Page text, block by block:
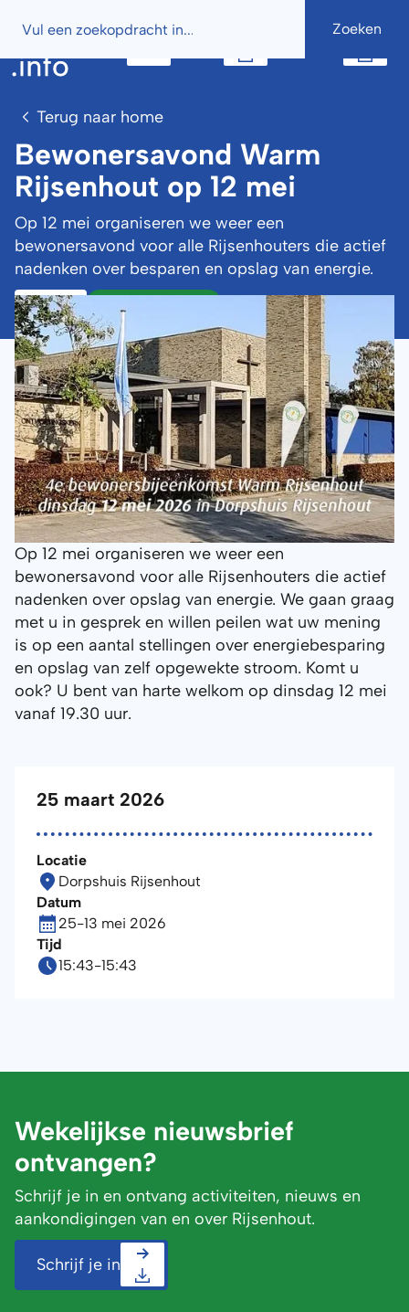
Terug naar home
Bewonersavond Warm
Rijsenhout op 12 mei
Op 12 mei organiseren we weer een
bewonersavond voor alle Rijsenhouters die actief
nadenken over besparen en opslag van energie.
Activiteit
Op 12 mei organiseren we weer een
bewonersavond voor alle Rijsenhouters die actief
nadenken over opslag van energie. We gaan graag
met u in gesprek en willen peilen wat uw mening
is op een aantal stellingen over energiebesparing
en opslag van zelf opgewekte stroom. Komt u
ook? U bent van harte welkom op dinsdag 12 mei
vanaf 19.30 uur.
25 maart 2026
Locatie
Dorpshuis Rijsenhout
Datum
25-13 mei 2026
Tijd
15:43-15:43
Wekelijkse nieuwsbrief
ontvangen?
Schrijf je in en ontvang activiteiten, nieuws en
aankondigingen van en over Rijsenhout.
Schrijf je in